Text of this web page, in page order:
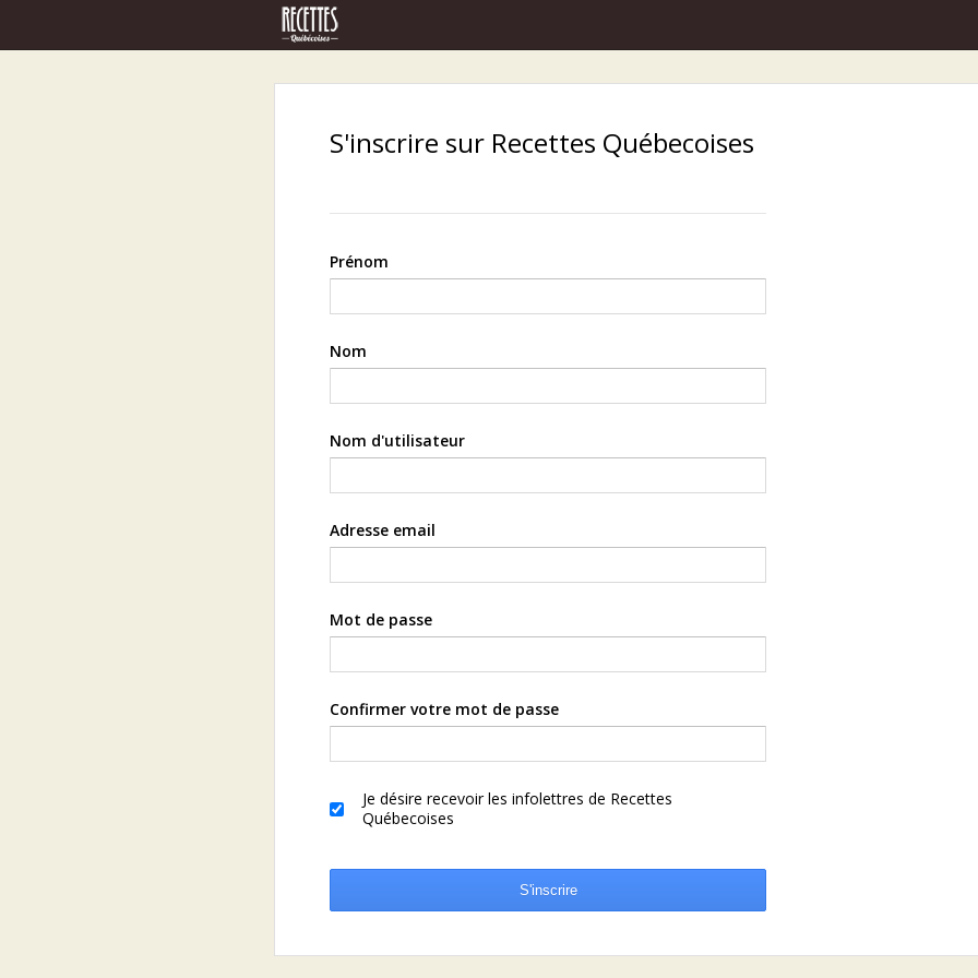
S'inscrire sur Recettes Québecoises
Prénom
Nom
Nom d'utilisateur
Adresse email
Mot de passe
Confirmer votre mot de passe
Je désire recevoir les infolettres de Recettes
Québecoises